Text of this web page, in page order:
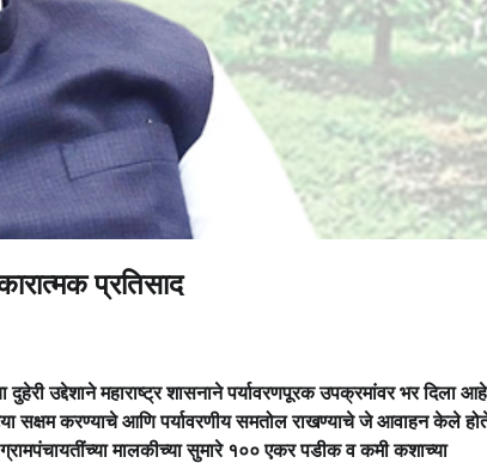
प्रतिसाद
उद्देशाने महाराष्ट्र शासनाने पर्यावरणपूरक उपक्रमांवर भर दिला
सक्षम करण्याचे आणि पर्यावरणीय समतोल राखण्याचे जे आवाहन केले
मालकीच्या सुमारे १०० एकर पडीक व कमी कशाच्या